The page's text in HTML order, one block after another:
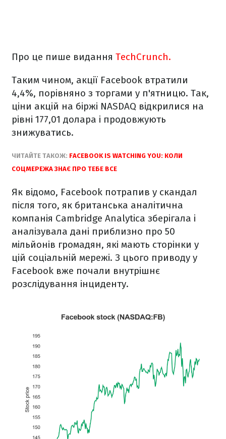
Про це пише видання TechCrunch.
Таким чином, акції Facebook втратили
4,4%, порівняно з торгами у п'ятницю. Так,
ціни акцій на біржі NASDAQ відкрилися на
рівні 177,01 долара і продовжують
знижуватись.
ЧИТАЙТЕ ТАКОЖ: FACEBOOK IS WATCHING YOU: КОЛИ
СОЦМЕРЕЖА ЗНАЄ ПРО ТЕБЕ ВСЕ
Як відомо, Facebook потрапив у скандал
після того, як британська аналітична
компанія Cambridge Analytica зберігала і
аналізувала дані приблизно про 50
мільйонів громадян, які мають сторінки у
цій соціальній мережі. З цього приводу у
Facebook вже почали внутрішнє
розслідування інциденту.